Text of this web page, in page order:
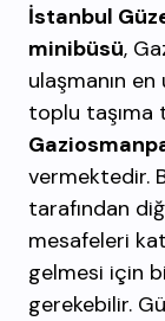
İstanbul
minibüsü,
ulaşmanın
toplu taşıma
vermektedir.
tarafından
mesafeleri
gelmesi için
gerekebilir.